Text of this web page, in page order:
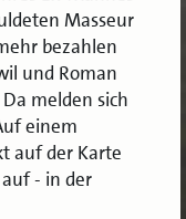
Masseur
bezahlen
und Roman
melden sich
einem
auf der Karte
- in der